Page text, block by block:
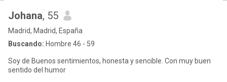
Johana, 55
Madrid, Madrid, España
Buscando: Hombre 46 - 59
Soy de Buenos sentimientos, honesta y sencible. Con muy buen
sentido del humor